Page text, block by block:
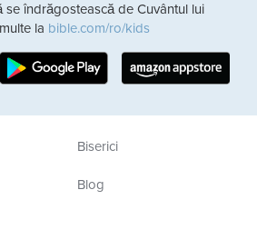
îndrăgostească de Cuvântul lui
la bible.com/ro/kids
Biserici
Blog